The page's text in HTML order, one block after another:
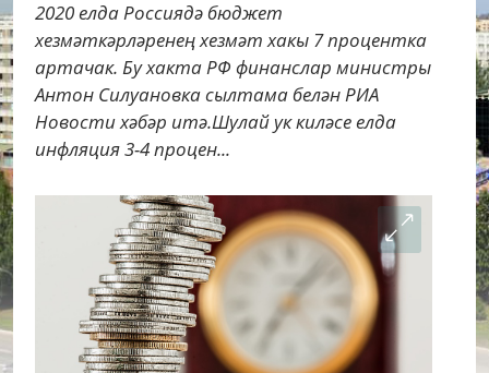
2020 елда Россиядә бюджет
хезмәткәрләренең хезмәт хакы 7 процентка
артачак. Бу хакта РФ финанслар министры
Антон Силуановка сылтама белән РИА
Новости хәбәр итә.Шулай ук киләсе елда
инфляция 3-4 процен...